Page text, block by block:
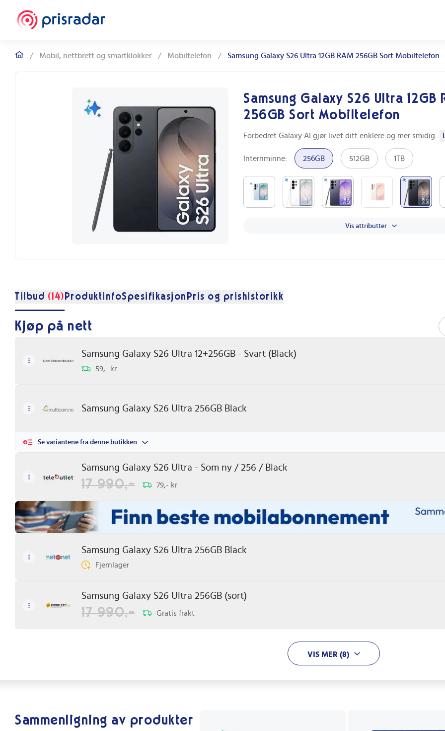
/ Mobil, nettbrett og smartklokker / Mobiltelefon / Samsung Galaxy S26 Ultra 12GB RAM 256GB Sort Mobiltelefon
Samsung Galaxy S26 Ultra 12GB
256GB Sort Mobiltelefon
Forbedret Galaxy AI gjør livet ditt enklere og mer smidig
Internminne: 256GB 512GB 1TB
Vis attributter
Tilbud (14) ProduktinfoSpesifikasjon Pris og prishistorikk
Kjøp på nett
Samsung Galaxy S26 Ultra 12+256GB - Svart (Black)
59,- kr
Samsung Galaxy S26 Ultra 256GB Black
Se variantene fra denne butikken
Samsung Galaxy S26 Ultra - Som ny / 256 / Black
79,- kr
17 990,-
Samsung Galaxy S26 Ultra 256GB Black
Fjernlager
Samsung Galaxy S26 Ultra 256GB (sort)
Gratis frakt
17 990,-
VIS MER (8)
Sammenligning av produkter